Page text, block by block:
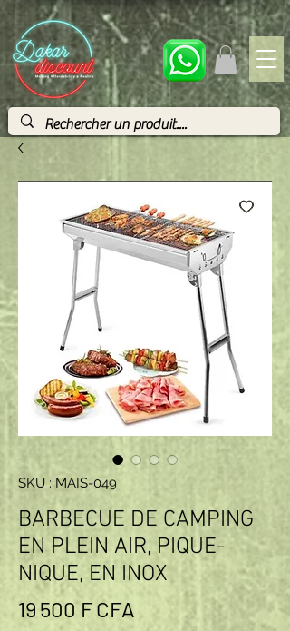
SKU : MAIS-049
BARBECUE DE CAMPING
EN PLEIN AIR, PIQUE-
NIQUE, EN INOX
19 500 F CFA Prix